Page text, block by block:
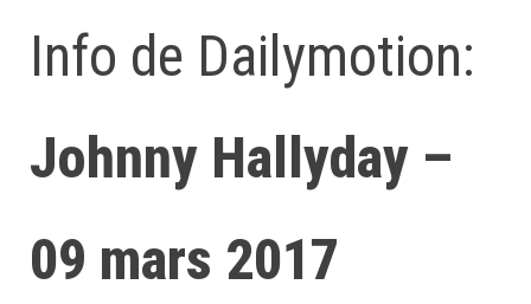
Info de Dailymotion:
Johnny Hallyday –
09 mars 2017